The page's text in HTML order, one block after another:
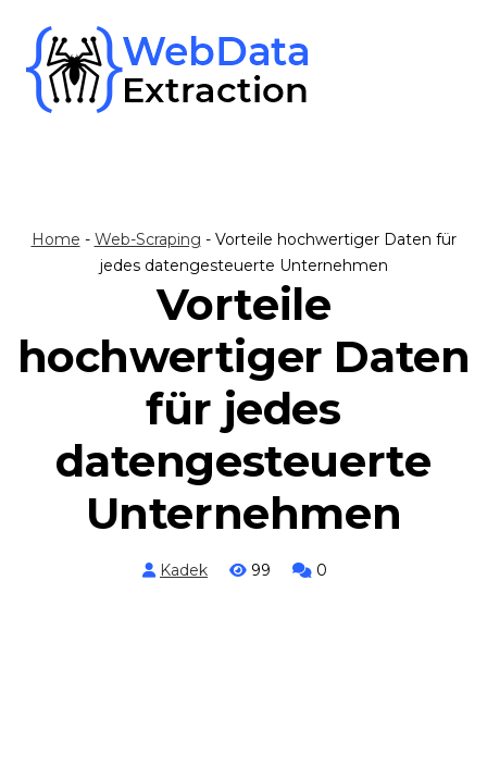
content
Home - Web-Scraping - Vorteile hochwertiger Daten für
jedes datengesteuerte Unternehmen
Vorteile
hochwertiger Daten
für jedes
datengesteuerte
Unternehmen
Kadek 99 0